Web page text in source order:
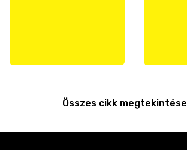
Összes cikk megtekintése